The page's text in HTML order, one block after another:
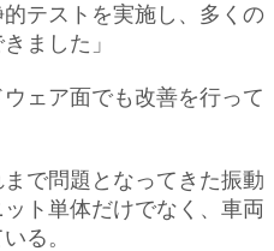
的テストを実施し、多くの
ました」
ェア面でも改善を行って
で問題となってきた振動
ト単体だけでなく、車両
る。